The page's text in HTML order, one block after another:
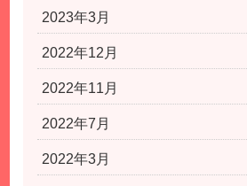
2023年3月
2022年12月
2022年11月
2022年7月
2022年3月